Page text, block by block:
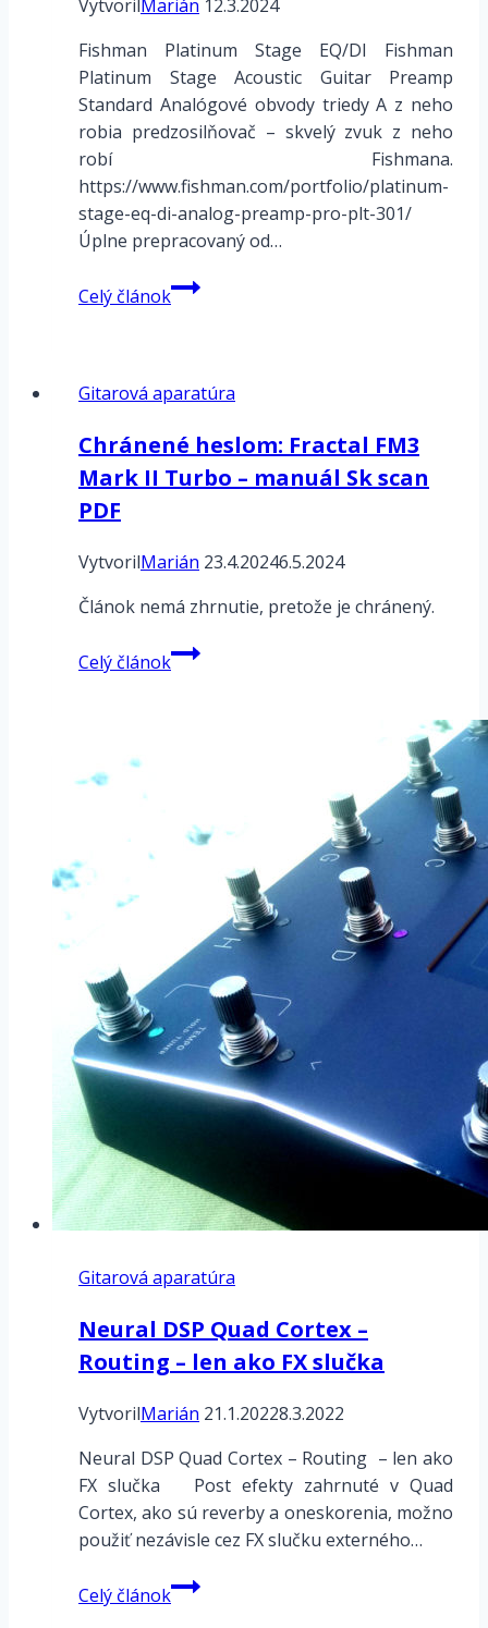
Vytvoril Marián 12.3.2024
Fishman Platinum Stage EQ/DI Fishman
Platinum Stage Acoustic Guitar Preamp
Standard Analógové obvody triedy A z neho
robia predzosilňovač – skvelý zvuk z neho
robí Fishmana.
https://www.fishman.com/portfolio/platinum-
stage-eq-di-analog-preamp-pro-plt-301/
Úplne prepracovaný od…
Celý článokFishman
Platinum
Preamps
Gitarová aparatúra
Chránené heslom: Fractal FM3
Mark II Turbo – manuál Sk scan
PDF
VytvorilMarián 23.4.20246.5.2024
Článok nemá zhrnutie, pretože je chránený.
Celý článokChránené
heslom:
PDF
Gitarová aparatúra
Neural DSP Quad Cortex –
Routing – len ako FX slučka
VytvorilMarián 21.1.20228.3.2022
Neural DSP Quad Cortex – Routing – len ako
FX slučka Post efekty zahrnuté v Quad
Cortex, ako sú reverby a oneskorenia, možno
použiť nezávisle cez FX slučku externého…
Celý článokNeural
DSP